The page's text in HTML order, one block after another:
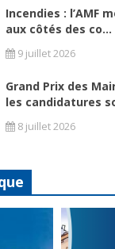
Incendies : l’AMF
aux côtés des co...
9 juillet 2026
Grand Prix des
les candidatures
8 juillet 2026